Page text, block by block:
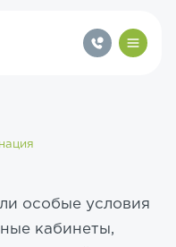
особые условия
кабинеты,